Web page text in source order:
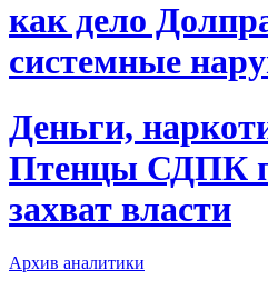
как дело
системные
Деньги,
Птенцы СДПК
захват власти
Архив аналитики